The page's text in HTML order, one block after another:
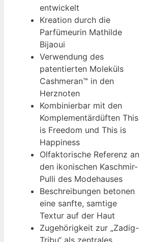
entwickelt
Kreation durch die
Parfümeurin Mathilde
Bijaoui
Verwendung des
patentierten Moleküls
Cashmeran™ in den
Herznoten
Kombinierbar mit den
Komplementärdüften This
is Freedom und This is
Happiness
Olfaktorische Referenz an
den ikonischen Kaschmir-
Pulli des Modehauses
Beschreibungen betonen
eine sanfte, samtige
Textur auf der Haut
Zugehörigkeit zur „Zadig-
Tribu“ als zentrales